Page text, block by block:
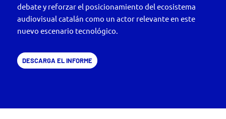
debate y reforzar el posicionamiento del ecosistema
audiovisual catalán como un actor relevante en este
nuevo escenario tecnológico.
DESCARGA EL INFORME